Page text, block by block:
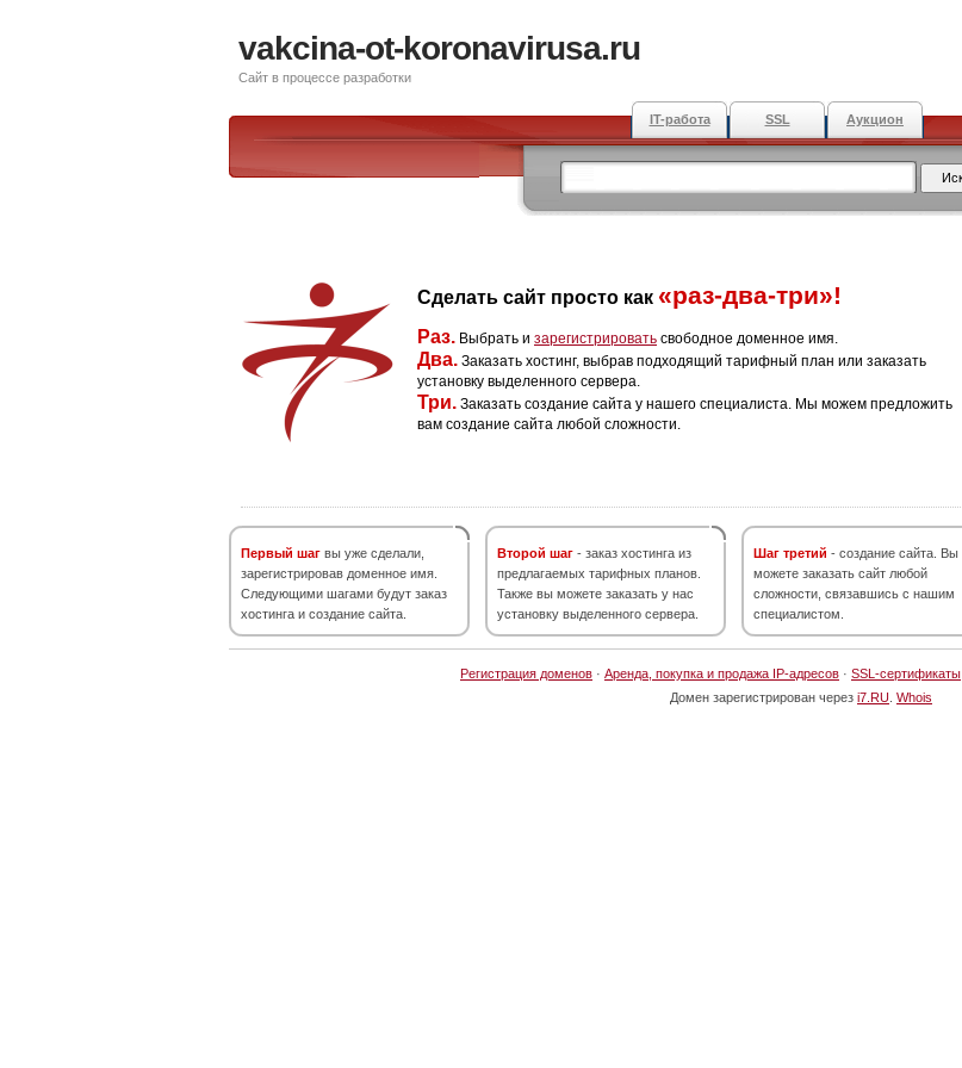
vakcina-ot-koronavirusa.ru
Сайт в процессе разработки
IT-работа SSL Аукцион
Сделать сайт просто как «раз-два-три»!
Раз. Выбрать и зарегистрировать свободное доменное имя.
Два. Заказать хостинг, выбрав подходящий тарифный план или заказать
установку выделенного сервера.
Три. Заказать создание сайта у нашего специалиста. Мы можем предложить
вам создание сайта любой сложности.
Первый шаг вы уже сделали,
зарегистрировав доменное имя.
Следующими шагами будут заказ
хостинга и создание сайта.
Второй шаг - заказ хостинга из
предлагаемых тарифных планов.
Также вы можете заказать у нас
установку выделенного сервера.
Шаг третий - создание сайта. Вы
можете заказать сайт любой
сложности, связавшись с нашим
специалистом.
Регистрация доменов · Аренда, покупка и продажа IP-адресов · SSL-сертификаты
Домен зарегистрирован через i7.RU Whois